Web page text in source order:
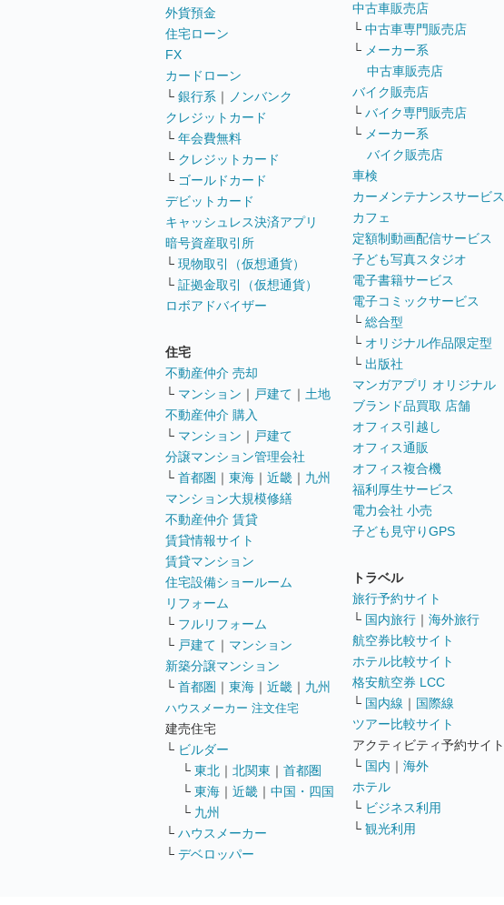
外貨預金
住宅ローン
FX
カードローン
└ 銀行系 ｜
ノンバンク
クレジットカード
└ 年会費無料
└ クレジットカード
└ ゴールドカード
デビットカード
キャッシュレス決済アプリ
暗号資産取引所
└ 現物取引（仮想通貨）
└ 証拠金取引（仮想通貨）
ロボアドバイザー
住宅
不動産仲介 売却
└ マンション ｜ 戸建て ｜ 土地
不動産仲介 購入
└ マンション ｜ 戸建て
分譲マンション管理会社
└ 首都圏 ｜ 東海 ｜ 近畿 ｜ 九州
マンション大規模修繕
不動産仲介 賃貸
賃貸情報サイト
賃貸マンション
住宅設備ショールーム
リフォーム
└ フルリフォーム
└ 戸建て ｜ マンション
新築分譲マンション
└ 首都圏 ｜ 東海 ｜ 近畿 ｜ 九州
ハウスメーカー 注文住宅
建売住宅
└ ビルダー
└ 東北 ｜ 北関東 ｜ 首都圏
└ 東海 ｜ 近畿 ｜ 中国・四国
└ 九州
└ ハウスメーカー
└ デベロッパー
中古車販売店
└ 中古車専門販売店
└ メーカー系
中古車販売店
バイク販売店
└ バイク専門販売店
└ メーカー系
バイク販売店
車検
カーメンテナンスサービス
カフェ
定額制動画配信サービス
子ども写真スタジオ
電子書籍サービス
電子コミックサービス
└ 総合型
└ オリジナル作品限定型
└ 出版社
マンガアプリ オリジナル
ブランド品買取 店舗
オフィス引越し
オフィス通販
オフィス複合機
福利厚生サービス
電力会社 小売
子ども見守りGPS
トラベル
旅行予約サイト
└ 国内旅行 ｜ 海外旅行
航空券比較サイト
ホテル比較サイト
格安航空券 LCC
└ 国内線 ｜ 国際線
ツアー比較サイト
アクティビティ予約サイト
└ 国内 ｜ 海外
ホテル
└ ビジネス利用
└ 観光利用